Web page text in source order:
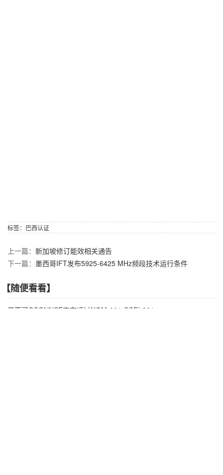
标签： 巴西认证
上一篇： 新加坡修订能效相关通告
下一篇： 墨西哥IFT发布5925-6425 MHz频段技术运行条件
【随便看看】
墨西哥CCONNSE宣布通过NOM-001-SCFI-201